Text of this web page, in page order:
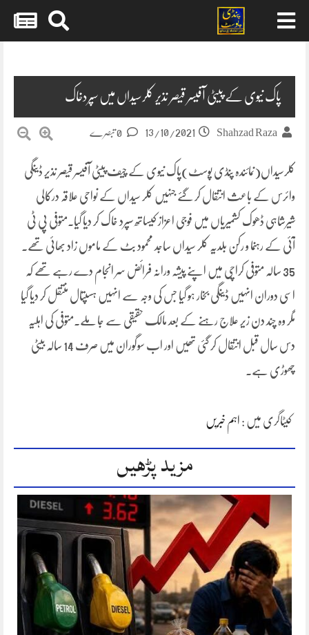
پاک نیوی کے پیٹی آفیسر قیصر نذیر کلرسیداں میں سپردخاک
Shahzad Raza
13/10/2021
کلرسیداں(نمائندہ پنڈی پوسٹ)پاک نیوی کے چیف پیٹی آفیسر قیصر نذیر ڈینگی
وائرس کے باعث انتقال کر گئے جنہیں کلر سیداں کے نواحی علاقہ درکالی
شیرشاہی ڈھوک کشمیریاں میں فوجی اعزاز کیساتھ سپرد خاک کر دیا گیا۔متوفی پی ٹی
آئی کے رہنما و رکن بلدیہ کلر سیداں ساجد محمود بٹ کے ماموں زاد بھائی تھے۔
35 سالہ متوفی کراچی میں اپنے پیشہ ورانہ فرائض سر انجام دے رہے تھے کہ
اسی دوران انہیں ڈینگی بخار ہو گیا جس کی وجہ سے انہیں ہسپتال منتقل کر دیا گیا
مگر وہ چند دن زیر علاج رہنے کے بعد مالک حقیقی سے جا ملے۔متوفی کی اہلیہ
دس سال قبل انتقال کر گئی تھیں اور اب سوگوران میں صرف 14 سالہ بیٹی
چھوڑی ہے۔
کیٹاگری میں : اہم خبریں
مزید پڑھیں